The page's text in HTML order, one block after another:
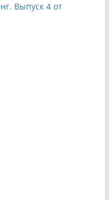
Выпуск 4 от